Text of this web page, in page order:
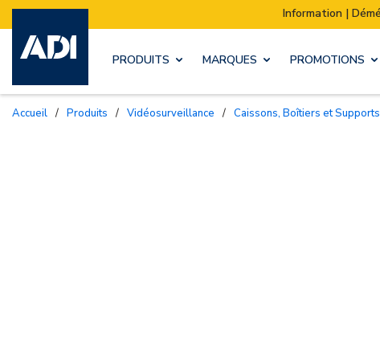
Information | Déménagement de notre stock :
PRODUITS MARQUES PROMOTIONS
Accueil / Produits / Vidéosurveillance / Caissons, Boîtiers et Supports